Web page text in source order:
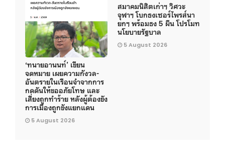
‘ทนายอานนท์’ เขียน
จดหมาย เผยความกังวล-
อันตรายในเรือนจำจากการ
กดดันให้ขออภัยโทษ และ
เสี่ยงถูกทำร้าย หลังผู้ต้องขัง
การเมืองถูกขังแยกแดน
5 August 2026
สมาคมนิสิตเก่าฯ วิศวะ
จุฬาฯ โบกธงเซอร์ไพรส์นา
ยกฯ พร้อมธง 5 ผืน โปรโมท
นโยบายรัฐบาล
5 August 2026